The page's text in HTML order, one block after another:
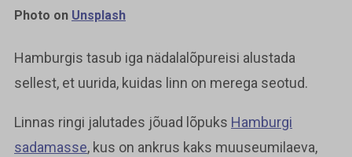
Photo on Unsplash
Hamburgis tasub iga nädalalõpureisi alustada
sellest, et uurida, kuidas linn on merega seotud.
Linnas ringi jalutades jõuad lõpuks Hamburgi
sadamasse, kus on ankrus kaks muuseumilaeva,